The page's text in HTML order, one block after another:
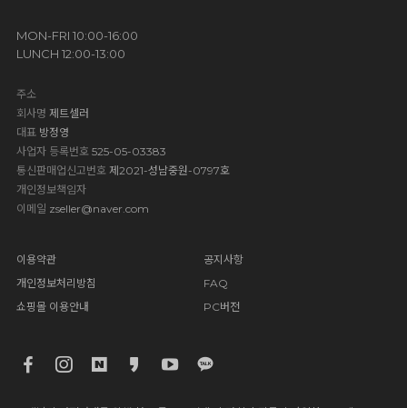
MON-FRI 10:00-16:00
LUNCH 12:00-13:00
주소
회사명 제트셀러
대표방정영
사업자 등록번호 525-05-03383
통신판매업신고번호 제2021-성남중원-0797호
개인정보책임자
이메일 zseller@naver.com
이용약관
개인정보처리방침
쇼핑몰 이용안내
공지사항
FAQ
PC버전